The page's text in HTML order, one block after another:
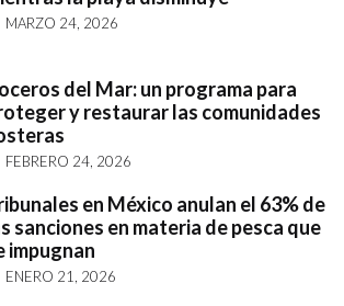
MARZO 24, 2026
del Mar: un programa para
y restaurar las comunidades
FEBRERO 24, 2026
en México anulan el 63% de
sanciones en materia de pesca que
impugnan
ENERO 21, 2026